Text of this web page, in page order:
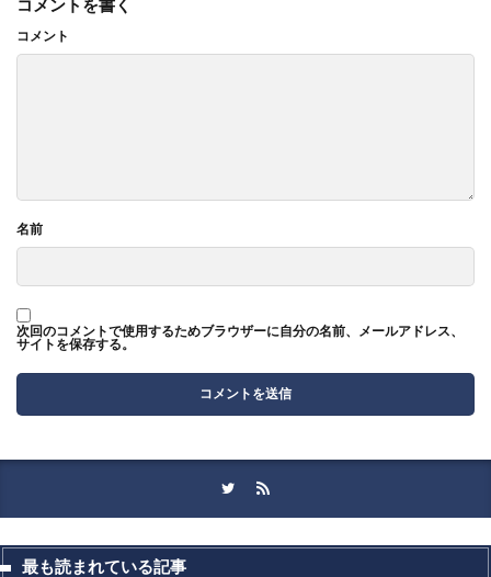
コメントを書く
コメント
名前
次回のコメントで使用するためブラウザーに自分の名前、メールアドレス、
サイトを保存する。
最も読まれている記事